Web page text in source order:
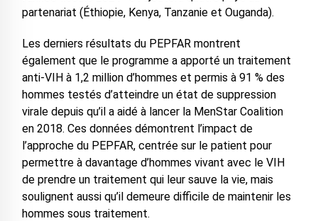
partenariat (Éthiopie, Kenya, Tanzanie et Ouganda).
Les derniers résultats du PEPFAR montrent
également que le programme a apporté un traitement
anti-VIH à 1,2 million d’hommes et permis à 91 % des
hommes testés d’atteindre un état de suppression
virale depuis qu’il a aidé à lancer la MenStar Coalition
en 2018. Ces données démontrent l’impact de
l’approche du PEPFAR, centrée sur le patient pour
permettre à davantage d’hommes vivant avec le VIH
de prendre un traitement qui leur sauve la vie, mais
soulignent aussi qu’il demeure difficile de maintenir les
hommes sous traitement.